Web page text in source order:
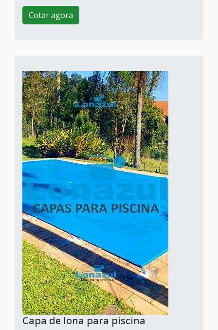
Cotar agora
Capa de lona para piscina